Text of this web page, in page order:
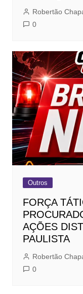
Robertão
0
Outros
FORÇA
AÇÕES
PAULISTA
Robertão
0